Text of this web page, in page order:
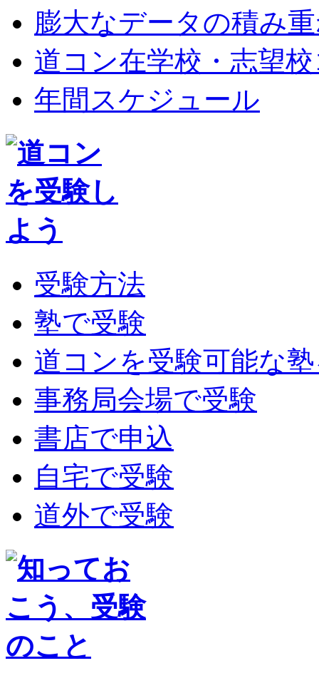
膨大なデータの積み
道コン在学校・志望
年間スケジュール
受験方法
塾で受験
道コンを受験可能な
事務局会場で受験
書店で申込
自宅で受験
道外で受験